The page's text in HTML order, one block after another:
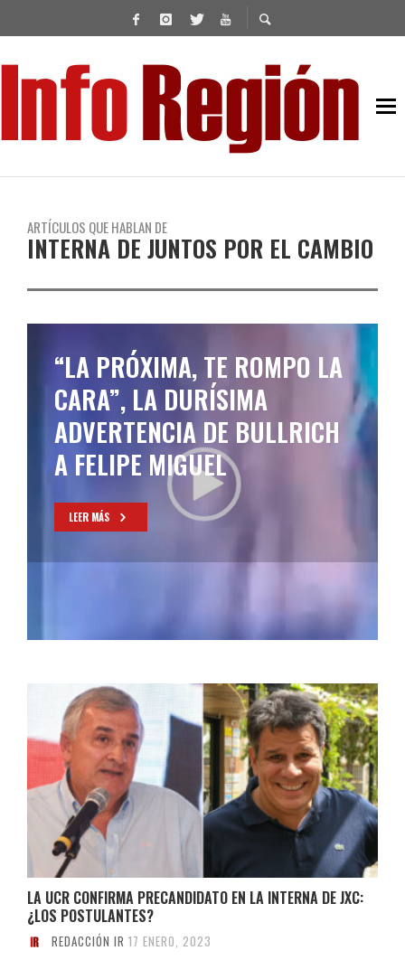
ARTÍCULOS QUE HABLAN DE
INTERNA DE JUNTOS POR EL CAMBIO
“LA PRÓXIMA, TE ROMPO LA
CARA”, LA DURÍSIMA
ADVERTENCIA DE BULLRICH
A FELIPE MIGUEL
LEER MÁS
LA UCR CONFIRMA PRECANDIDATO EN LA INTERNA DE JXC:
¿LOS POSTULANTES?
REDACCIÓN IR 17 ENERO, 2023